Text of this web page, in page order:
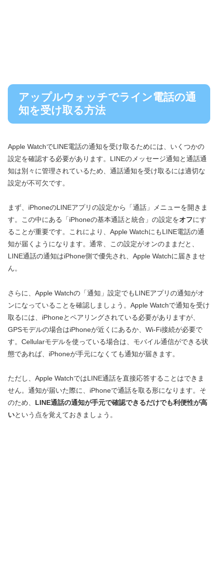
アップルウォッチでライン電話の通
知を受け取る方法
Apple WatchでLINE電話の通知を受け取るためには、いくつかの
設定を確認する必要があります。LINEのメッセージ通知と通話通
知は別々に管理されているため、通話通知を受け取るには適切な
設定が不可欠です。
まず、iPhoneのLINEアプリの設定から「通話」メニューを開きま
す。この中にある「iPhoneの基本通話と統合」の設定をオフにす
ることが重要です。これにより、Apple WatchにもLINE電話の通
知が届くようになります。通常、この設定がオンのままだと、
LINE通話の通知はiPhone側で優先され、Apple Watchに届きませ
ん。
さらに、Apple Watchの「通知」設定でもLINEアプリの通知がオ
ンになっていることを確認しましょう。Apple Watchで通知を受け
取るには、iPhoneとペアリングされている必要がありますが、
GPSモデルの場合はiPhoneが近くにあるか、Wi-Fi接続が必要で
す。Cellularモデルを使っている場合は、モバイル通信ができる状
態であれば、iPhoneが手元になくても通知が届きます。
ただし、Apple WatchではLINE通話を直接応答することはできま
せん。通知が届いた際に、iPhoneで通話を取る形になります。そ
のため、 LINE通話の通知が手元で確認できるだけでも利便性が高
いという点を覚えておきましょう。